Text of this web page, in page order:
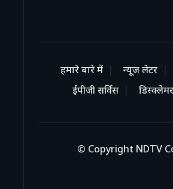
हमारे बारे में न्यूज लेटर
ईपीजी सर्विस
डिस्क्लेमर
© Copyright NDTV